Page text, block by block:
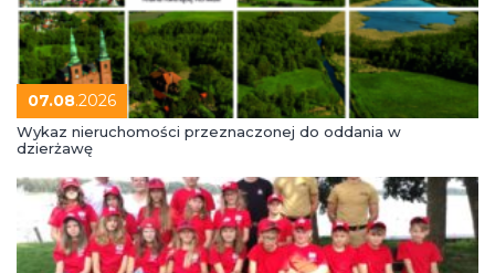
07.08.2026
Wykaz nieruchomości przeznaczonej do oddania w
dzierżawę